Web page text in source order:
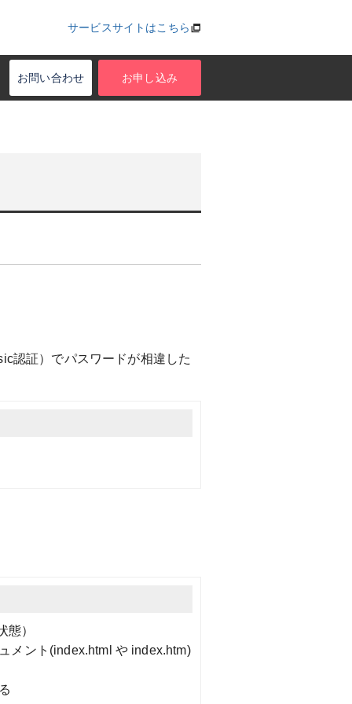
サービスサイトはこちら
お問い合わせ お申し込み
認証）でパスワードが相違した
）
メント(index.html や index.htm)